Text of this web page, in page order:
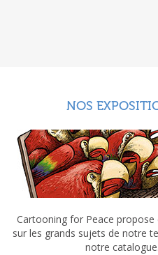
NOS
Cartooning for Peace propose
sur les grands sujets de notre
notre catalogue.